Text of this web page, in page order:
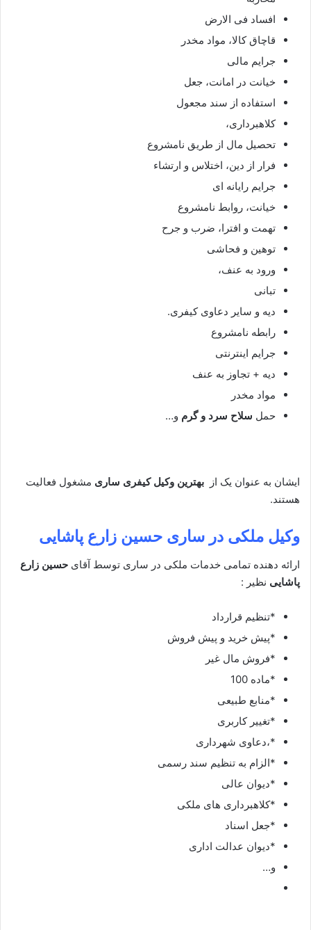
افساد فی الارض
قاچاق کالا، مواد مخدر
جرایم مالی
خیانت در امانت، جعل
استفاده از سند مجعول
کلاهبرداری،
تحصیل مال از طریق نامشروع
فرار از دین، اختلاس و ارتشاء
جرایم رایانه ای
خیانت، روابط نامشروع
تهمت و افترا، ضرب و جرح
توهین و فحاشی
ورود به عنف،
تبانی
دیه و سایر دعاوی کیفری.
رابطه نامشروع
جرایم اینترنتی
دیه + تجاوز به عنف
مواد مخدر
حمل سلاح سرد و گرم و…
ایشان به عنوان یک از بهترین وکیل کیفری ساری مشغول فعالیت
هستند.
وکیل ملکی در ساری حسین زارع پاشایی
ارائه دهنده تمامی خدمات ملکی در ساری توسط آقای حسین زارع
پاشایی نظیر :
*تنظیم قرارداد
*پیش خرید و پیش فروش
*فروش مال غیر
*ماده 100
*منابع طبیعی
*تغییر کاربری
*،دعاوی شهرداری
*الزام به تنظیم سند رسمی
*دیوان عالی
*کلاهبرداری های ملکی
*جعل اسناد
*دیوان عدالت اداری
و…